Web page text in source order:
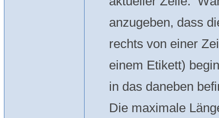
anzugeben, dass
rechts von einer
einem Etikett)
in das daneben
Die maximale